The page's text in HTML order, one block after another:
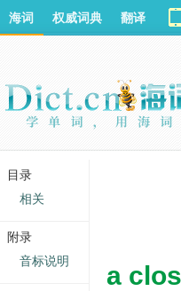
a
海词 权威词典 翻译
目录
相关
附录
音标说明